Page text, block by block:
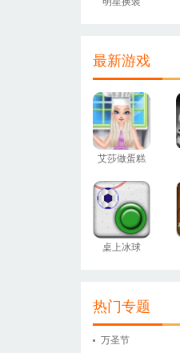
最新游戏
艾莎做蛋糕
桌上冰球
热门专题
万圣节